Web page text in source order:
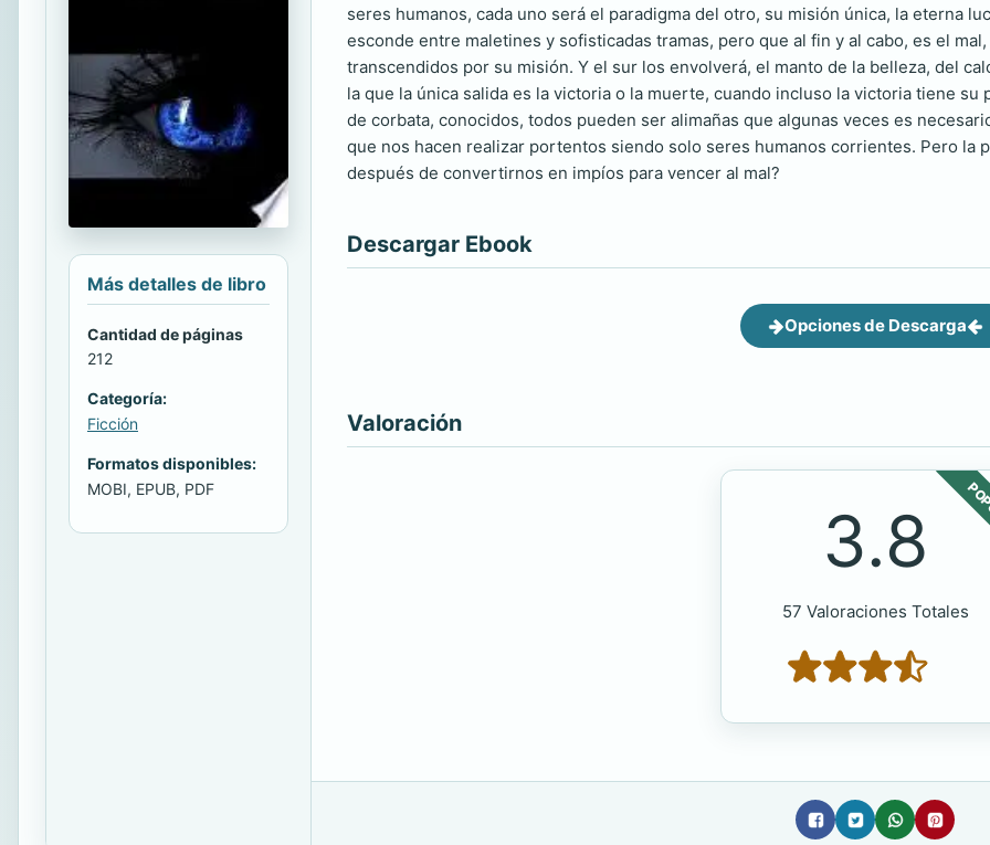
Más detalles de libro
Cantidad de páginas
212
Categoría:
Ficción
Formatos disponibles:
MOBI, EPUB, PDF
seres humanos, cada uno será el paradigma del otro, su misión única, la eterna
esconde entre maletines y sofisticadas tramas, pero que al fin y al cabo, es el
transcendidos por su misión. Y el sur los envolverá, el manto de la belleza, del
la que la única salida es la victoria o la muerte, cuando incluso la victoria tiene
de corbata, conocidos, todos pueden ser alimañas que algunas veces es
que nos hacen realizar portentos siendo solo seres humanos corrientes. Pero la
después de convertirnos en impíos para vencer al mal?
Descargar Ebook
Opciones de Descarga
Valoración
3.8
57 Valoraciones Totales